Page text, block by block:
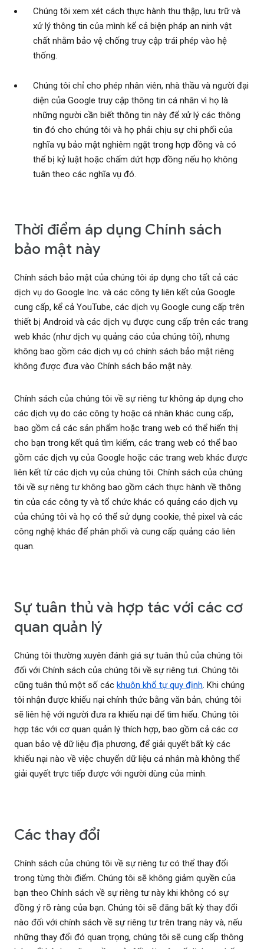
Chúng tôi xem xét cách thực hành thu thập, lưu trữ và
xử lý thông tin của mình kể cả biện pháp an ninh vật
chất nhằm bảo vệ chống truy cập trái phép vào hệ
thống.
Chúng tôi chỉ cho phép nhân viên, nhà thầu và người đại
diện của Google truy cập thông tin cá nhân vì họ là
những người cần biết thông tin này để xử lý các thông
tin đó cho chúng tôi và họ phải chịu sự chi phối của
nghĩa vụ bảo mật nghiêm ngặt trong hợp đồng và có
thể bị kỷ luật hoặc chấm dứt hợp đồng nếu họ không
tuân theo các nghĩa vụ đó.
Thời điểm áp dụng Chính sách
bảo mật này
Chính sách bảo mật của chúng tôi áp dụng cho tất cả các
dịch vụ do Google Inc. và các công ty liên kết của Google
cung cấp, kể cả YouTube, các dịch vụ Google cung cấp trên
thiết bị Android và các dịch vụ được cung cấp trên các trang
web khác (như dịch vụ quảng cáo của chúng tôi), nhưng
không bao gồm các dịch vụ có chính sách bảo mật riêng
không được đưa vào Chính sách bảo mật này.
Chính sách của chúng tôi về sự riêng tư không áp dụng cho
các dịch vụ do các công ty hoặc cá nhân khác cung cấp,
bao gồm cả các sản phẩm hoặc trang web có thể hiển thị
cho bạn trong kết quả tìm kiếm, các trang web có thể bao
gồm các dịch vụ của Google hoặc các trang web khác được
liên kết từ các dịch vụ của chúng tôi. Chính sách của chúng
tôi về sự riêng tư không bao gồm cách thực hành về thông
tin của các công ty và tổ chức khác có quảng cáo dịch vụ
của chúng tôi và họ có thể sử dụng cookie, thẻ pixel và các
công nghệ khác để phân phối và cung cấp quảng cáo liên
quan.
Sự tuân thủ và hợp tác với các cơ
quan quản lý
Chúng tôi thường xuyên đánh giá sự tuân thủ của chúng tôi
đối với Chính sách của chúng tôi về sự riêng tưi. Chúng tôi
cũng tuân thủ một số các khuôn khổ tự quy định. Khi chúng
tôi nhận được khiếu nại chính thức bằng văn bản, chúng tôi
sẽ liên hệ với người đưa ra khiếu nại để tìm hiểu. Chúng tôi
hợp tác với cơ quan quản lý thích hợp, bao gồm cả các cơ
quan bảo vệ dữ liệu địa phương, để giải quyết bất kỳ các
khiếu nại nào về việc chuyển dữ liệu cá nhân mà không thể
giải quyết trực tiếp được với người dùng của mình.
Các thay đổi
Chính sách của chúng tôi về sự riêng tư có thể thay đổi
trong từng thời điểm. Chúng tôi sẽ không giảm quyền của
bạn theo Chính sách về sự riêng tư này khi không có sự
đồng ý rõ ràng của bạn. Chúng tôi sẽ đăng bất kỳ thay đổi
nào đối với chính sách về sự riêng tư trên trang này và, nếu
những thay đổi đó quan trọng, chúng tôi sẽ cung cấp thông